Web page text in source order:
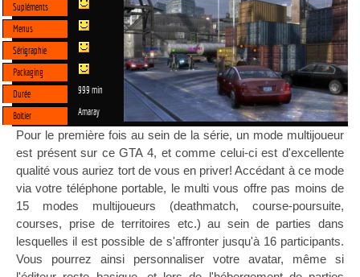
Supléments
Menus
Sérigraphie
Packaging
Durée
999 min
Boitier Amaray
Pour le première fois au sein de la série, un mode multijoueur
est présent sur ce GTA 4, et comme celui-ci est d'excellente
qualité vous auriez tort de vous en priver! Accédant à ce mode
via votre téléphone portable, le multi vous offre pas moins de
15 modes multijoueurs (deathmatch, course-poursuite,
courses, prise de territoires etc.) au sein de parties dans
lesquelles il est possible de s'affronter jusqu'à 16 participants.
Vous pourrez ainsi personnaliser votre avatar, même si